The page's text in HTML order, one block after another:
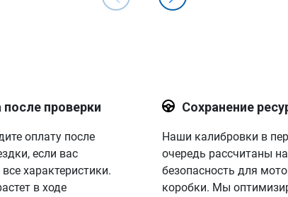
после проверки
оплату после
если вас
характеристики.
в ходе
Сохранение
Наши калибровки в
очередь рассчитаны на
безопасность для
коробки. Мы